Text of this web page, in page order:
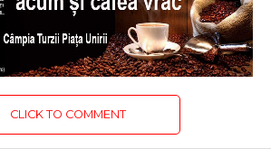
CLICK TO COMMENT